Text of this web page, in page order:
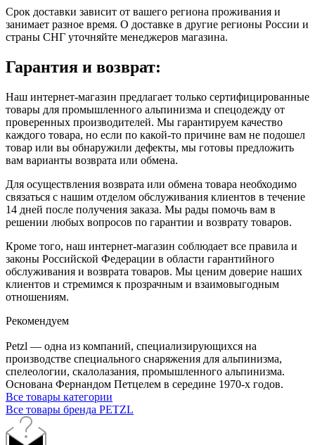
Срок доставки зависит от вашего региона проживания и
занимает разное время. О доставке в другие регионы России и
страны СНГ уточняйте менеджеров магазина.
Гарантия и возврат:
Наш интернет-магазин предлагает только сертифицированные
товары для промышленного альпинизма и спецодежду от
проверенных производителей. Мы гарантируем качество
каждого товара, но если по какой-то причине вам не подошел
товар или вы обнаружили дефекты, мы готовы предложить
вам варианты возврата или обмена.
Для осуществления возврата или обмена товара необходимо
связаться с нашим отделом обслуживания клиентов в течение
14 дней после получения заказа. Мы рады помочь вам в
решении любых вопросов по гарантии и возврату товаров.
Кроме того, наш интернет-магазин соблюдает все правила и
законы Российской Федерации в области гарантийного
обслуживания и возврата товаров. Мы ценим доверие наших
клиентов и стремимся к прозрачным и взаимовыгодным
отношениям.
Рекомендуем
Petzl — одна из компаний, специализирующихся на
производстве специального снаряжения для альпинизма,
спелеологии, скалолазания, промышленного альпинизма.
Основана Фернандом Петцелем в середине 1970-х годов.
Все товары категории
Все товары бренда PETZL